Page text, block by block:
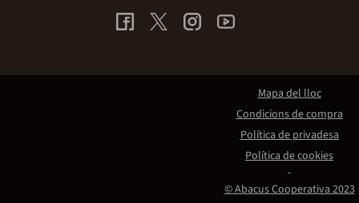
© Abacus Cooperativa 2023
Mapa del lloc
Condicions de compra
Política de privadesa
Política de cookies